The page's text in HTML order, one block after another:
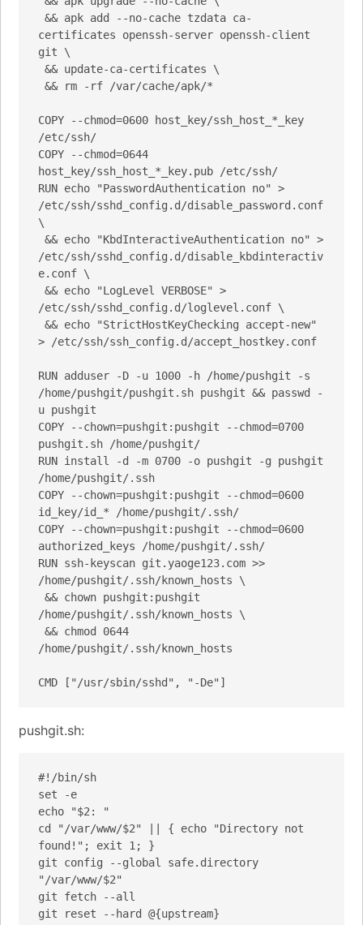
certificates openssh-server openssh-client
git \
COPY --chmod=0600 host_key/ssh_host_*_key
/etc/ssh/
COPY --chmod=0644
host_key/ssh_host_*_key.pub /etc/ssh/
RUN echo "PasswordAuthentication no" >
/etc/ssh/sshd_config.d/disable_password.conf
\
/etc/ssh/sshd_config.d/disable_kbdinteractiv
e.conf \
/etc/ssh/sshd_config.d/loglevel.conf \
> /etc/ssh/ssh_config.d/accept_hostkey.conf
RUN adduser -D -u 1000 -h /home/pushgit -s
/home/pushgit/pushgit.sh pushgit && passwd -
u pushgit
COPY --chown=pushgit:pushgit --chmod=0700
pushgit.sh /home/pushgit/
RUN install -d -m 0700 -o pushgit -g pushgit
/home/pushgit/.ssh
COPY --chown=pushgit:pushgit --chmod=0600
id_key/id_* /home/pushgit/.ssh/
COPY --chown=pushgit:pushgit --chmod=0600
authorized_keys /home/pushgit/.ssh/
RUN ssh-keyscan git.yaoge123.com >>
/home/pushgit/.ssh/known_hosts \
/home/pushgit/.ssh/known_hosts \
/home/pushgit/.ssh/known_hosts
CMD ["/usr/sbin/sshd", "-De"]
pushgit.sh:
#!/bin/sh
set -e
echo "$2: "
cd "/var/www/$2" || { echo "Directory not
found!"; exit 1; }
git config --global safe.directory
"/var/www/$2"
git fetch --all
git reset --hard @{upstream}